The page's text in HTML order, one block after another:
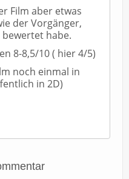
Film aber etwas
der Vorgänger,
habe.
8-8,5/10 ( hier 4/5)
noch einmal in
in 2D)